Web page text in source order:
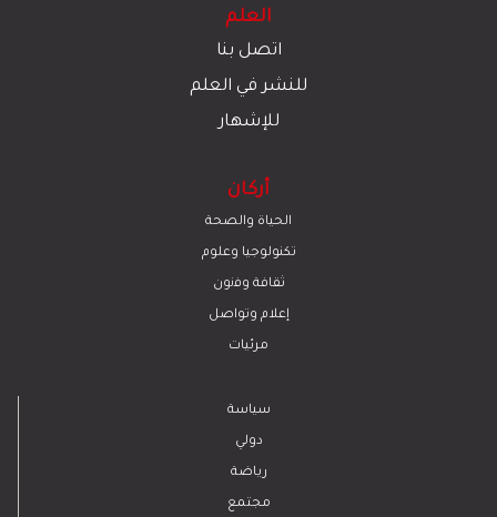
العلم
اتصل بنا
للنشر في العلم
للإشهار
أركان
الحياة والصحة
تكنولوجيا وعلوم
ﺛﻘﺎﻓﺔ وﻓﻧون
إعلام وتواصل
مرئيات
سياسة
دولي
رياضة
مجتمع